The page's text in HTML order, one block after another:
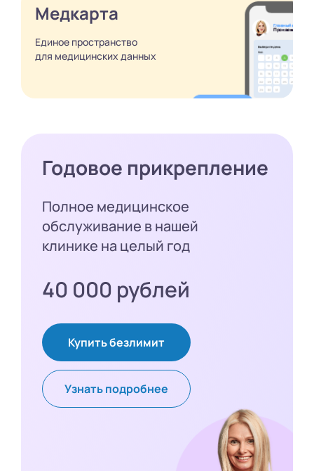
Медкарта
Единое пространство
для медицинских данных
Годовое прикрепление
Полное медицинское
обслуживание в нашей
клинике на целый год
40 000 рублей
Купить безлимит
Узнать подробнее